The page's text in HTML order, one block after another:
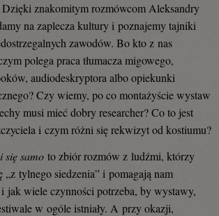
znakomitym rozmówcom Aleksandry
na zaplecza kultury i poznajemy tajniki
zawodów. Bo kto z nas
polega praca tłumacza migowego,
audiodeskryptora albo opiekunki
Czy wiemy, po co montażyście wystaw
musi mieć dobry researcher? Co to jest
i czym różni się rekwizyt od kostiumu?
się samo to zbiór rozmów z ludźmi, którzy
„z tylnego siedzenia” i pomagają nam
jak wiele czynności potrzeba, by wystawy,
w ogóle istniały. A przy okazji,